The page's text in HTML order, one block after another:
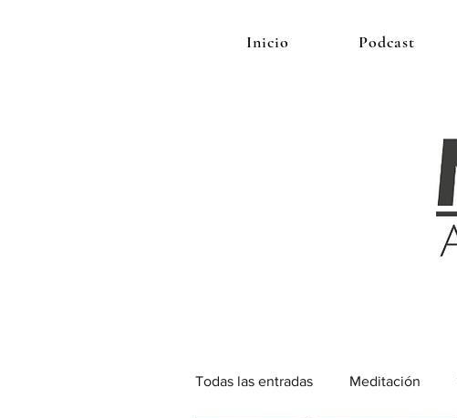
Inicio Podcast
Todas las entradas Meditación